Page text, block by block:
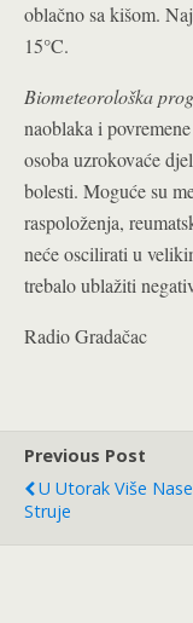
oblačno sa kišom.
15°C.
Biometeorološka
naoblaka i
osoba uzrokovaće
bolesti. Moguće su
raspoloženja,
neće oscilirati u
trebalo ublažiti
Radio Gradačac
Previous Post
U Utorak Više
Struje